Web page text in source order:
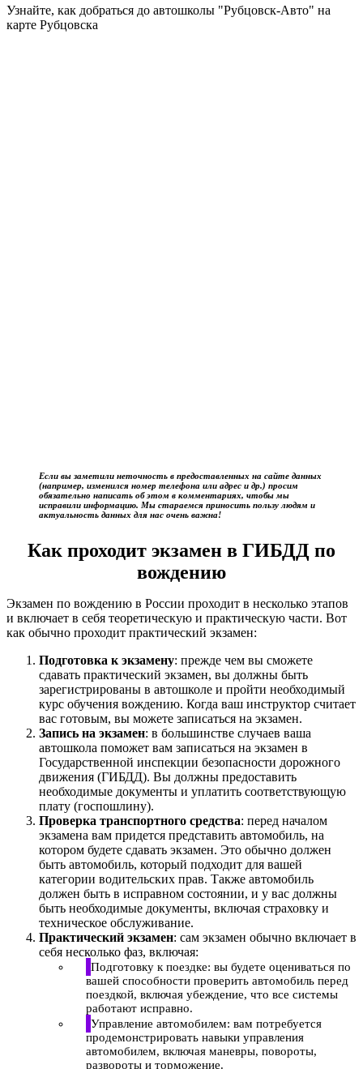
Узнайте, как добраться до автошколы "Рубцовск-Авто" на
карте Рубцовска
Если вы заметили неточность в предоставленных на сайте данных
(например, изменился номер телефона или адрес и др.) просим
обязательно написать об этом в комментариях, чтобы мы
исправили информацию. Мы стараемся приносить пользу людям и
актуальность данных для нас очень важна!
Как проходит экзамен в ГИБДД по
вождению
Экзамен по вождению в России проходит в несколько этапов
и включает в себя теоретическую и практическую части. Вот
как обычно проходит практический экзамен:
Подготовка к экзамену: прежде чем вы сможете
сдавать практический экзамен, вы должны быть
зарегистрированы в автошколе и пройти необходимый
курс обучения вождению. Когда ваш инструктор считает
вас готовым, вы можете записаться на экзамен.
Запись на экзамен: в большинстве случаев ваша
автошкола поможет вам записаться на экзамен в
Государственной инспекции безопасности дорожного
движения (ГИБДД). Вы должны предоставить
необходимые документы и уплатить соответствующую
плату (госпошлину).
Проверка транспортного средства: перед началом
экзамена вам придется представить автомобиль, на
котором будете сдавать экзамен. Это обычно должен
быть автомобиль, который подходит для вашей
категории водительских прав. Также автомобиль
должен быть в исправном состоянии, и у вас должны
быть необходимые документы, включая страховку и
техническое обслуживание.
Практический экзамен: сам экзамен обычно включает в
себя несколько фаз, включая:
Подготовку к поездке: вы будете оцениваться по
вашей способности проверить автомобиль перед
поездкой, включая убеждение, что все системы
работают исправно.
Управление автомобилем: вам потребуется
продемонстрировать навыки управления
автомобилем, включая маневры, повороты,
развороты и торможение.